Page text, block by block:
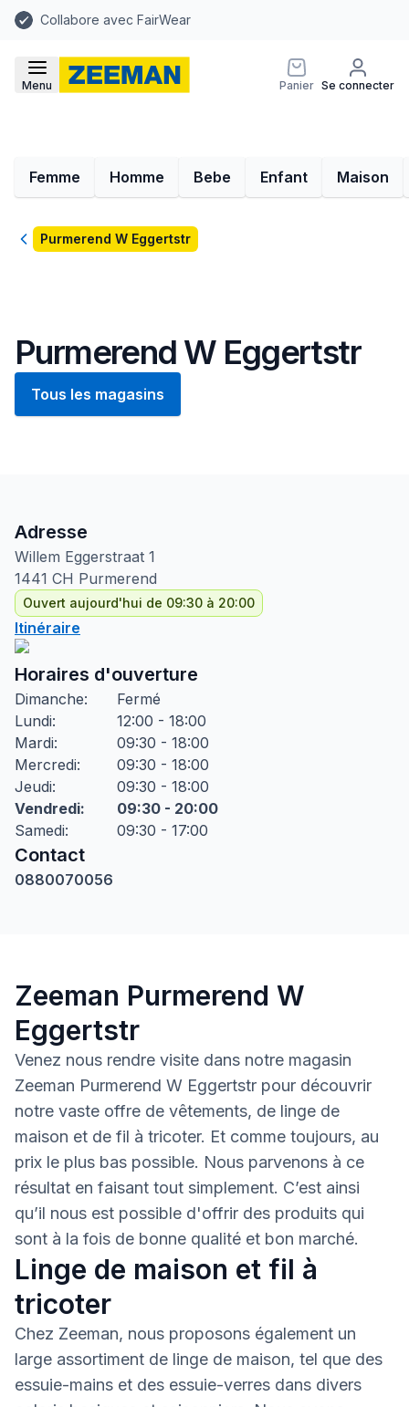
Collabore avec FairWear
Menu Panier Se connecter
Femme Homme Bebe Enfant Maison
RetourPurmerend W Eggertstr
Purmerend W Eggertstr
Tous les magasins
Adresse
Willem Eggerstraat 1
1441 CH Purmerend
Ouvert aujourd'hui de 09:30 à 20:00
Itinéraire
Horaires d'ouverture
Dimanche:
Fermé
Lundi:
12:00 - 18:00
Mardi:
09:30 - 18:00
Mercredi:
09:30 - 18:00
Jeudi:
09:30 - 18:00
Vendredi:
09:30 - 20:00
Samedi: 09:30 - 17:00
Contact
0880070056
Zeeman Purmerend W
Eggertstr
Venez nous rendre visite dans notre magasin
Zeeman Purmerend W Eggertstr pour découvrir
notre vaste offre de vêtements, de linge de
maison et de fil à tricoter. Et comme toujours, au
prix le plus bas possible. Nous parvenons à ce
résultat en faisant tout simplement. C’est ainsi
qu’il nous est possible d'offrir des produits qui
sont à la fois de bonne qualité et bon marché.
Linge de maison et fil à
tricoter
Chez Zeeman, nous proposons également un
large assortiment de linge de maison, tel que des
essuie-mains et des essuie-verres dans divers